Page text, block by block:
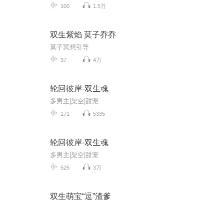
100 1.5万
双生紫焰 莫子乔乔
莫子冥想引导
37 4万
轮回彼岸-双生魂
多男主|架空|甜宠
171 5335
轮回彼岸-双生魂
多男主|架空|甜宠
525 3万
双生萌宝“逗”渣爹